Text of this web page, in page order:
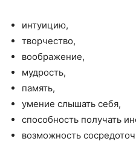
интуицию,
творчество,
воображение,
мудрость,
память,
умение слышать себя,
способность получать
возможность